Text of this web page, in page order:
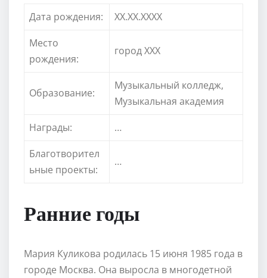
Дата рождения:
XX.XX.XXXX
Место
рождения:
город ХХХ
Образование:
Музыкальный колледж,
Музыкальная академия
Награды:
…
Благотворител
ьные проекты:
…
Ранние годы
Мария Куликова родилась 15 июня 1985 года в
городе Москва. Она выросла в многодетной